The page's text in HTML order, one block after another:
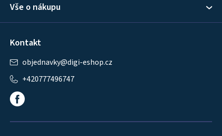
Vše o nákupu
Kontakt
objednavky@digi-eshop.cz
+420777496747